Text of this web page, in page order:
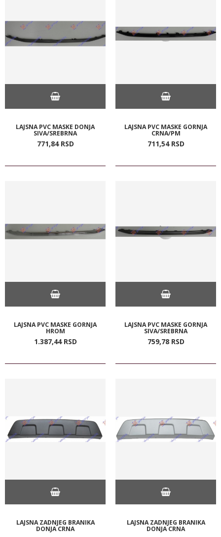
LAJSNA PVC MASKE DONJA
SIVA/SREBRNA
771,84 RSD
LAJSNA PVC MASKE GORNJA
CRNA/PM
711,54 RSD
LAJSNA PVC MASKE GORNJA
HROM
1.387,44 RSD
LAJSNA PVC MASKE GORNJA
SIVA/SREBRNA
759,78 RSD
LAJSNA ZADNJEG BRANIKA
DONJA CRNA
LAJSNA ZADNJEG BRANIKA
DONJA CRNA